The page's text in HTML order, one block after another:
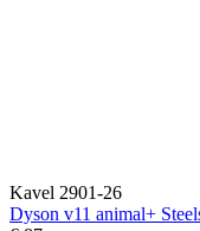
Kavel 2901-26
Dyson v11 animal+